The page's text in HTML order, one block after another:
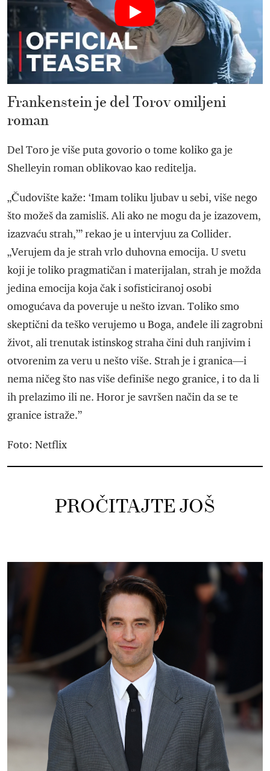
Frankenstein je del Torov omiljeni
roman
Del Toro je više puta govorio o tome koliko ga je
Shelleyin roman oblikovao kao reditelja.
„Čudovište kaže: ‘Imam toliku ljubav u sebi, više nego
što možeš da zamisliš. Ali ako ne mogu da je izazovem,
izazvaću strah,’” rekao je u intervjuu za Collider.
„Verujem da je strah vrlo duhovna emocija. U svetu
koji je toliko pragmatičan i materijalan, strah je možda
jedina emocija koja čak i sofisticiranoj osobi
omogućava da poveruje u nešto izvan. Toliko smo
skeptični da teško verujemo u Boga, anđele ili zagrobni
život, ali trenutak istinskog straha čini duh ranjivim i
otvorenim za veru u nešto više. Strah je i granica—i
nema ničeg što nas više definiše nego granice, i to da li
ih prelazimo ili ne. Horor je savršen način da se te
granice istraže.”
Foto: Netflix
PROČITAJTE JOŠ